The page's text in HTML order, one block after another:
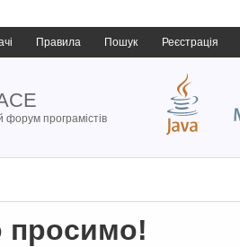
Правила Пошук Реєстрація
форум програмістів
просимо!